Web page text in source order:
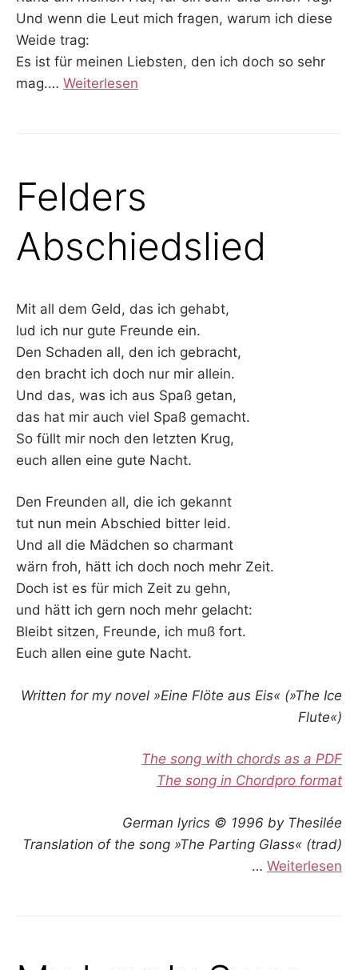
Und wenn die Leut mich fragen, warum ich diese
Weide trag:
Es ist für meinen Liebsten, den ich doch so sehr
mag.… Weiterlesen
Felders
Abschiedslied
Mit all dem Geld, das ich gehabt,
lud ich nur gute Freunde ein.
Den Schaden all, den ich gebracht,
den bracht ich doch nur mir allein.
Und das, was ich aus Spaß getan,
das hat mir auch viel Spaß gemacht.
So füllt mir noch den letzten Krug,
euch allen eine gute Nacht.
Den Freunden all, die ich gekannt
tut nun mein Abschied bitter leid.
Und all die Mädchen so charmant
wärn froh, hätt ich doch noch mehr Zeit.
Doch ist es für mich Zeit zu gehn,
und hätt ich gern noch mehr gelacht:
Bleibt sitzen, Freunde, ich muß fort.
Euch allen eine gute Nacht.
Written for my novel »Eine Flöte aus Eis« (»The Ice
Flute«)
The song with chords as a PDF
The song in Chordpro format
German lyrics © 1996 by Thesilée
Translation of the song »The Parting Glass« (trad)
… Weiterlesen